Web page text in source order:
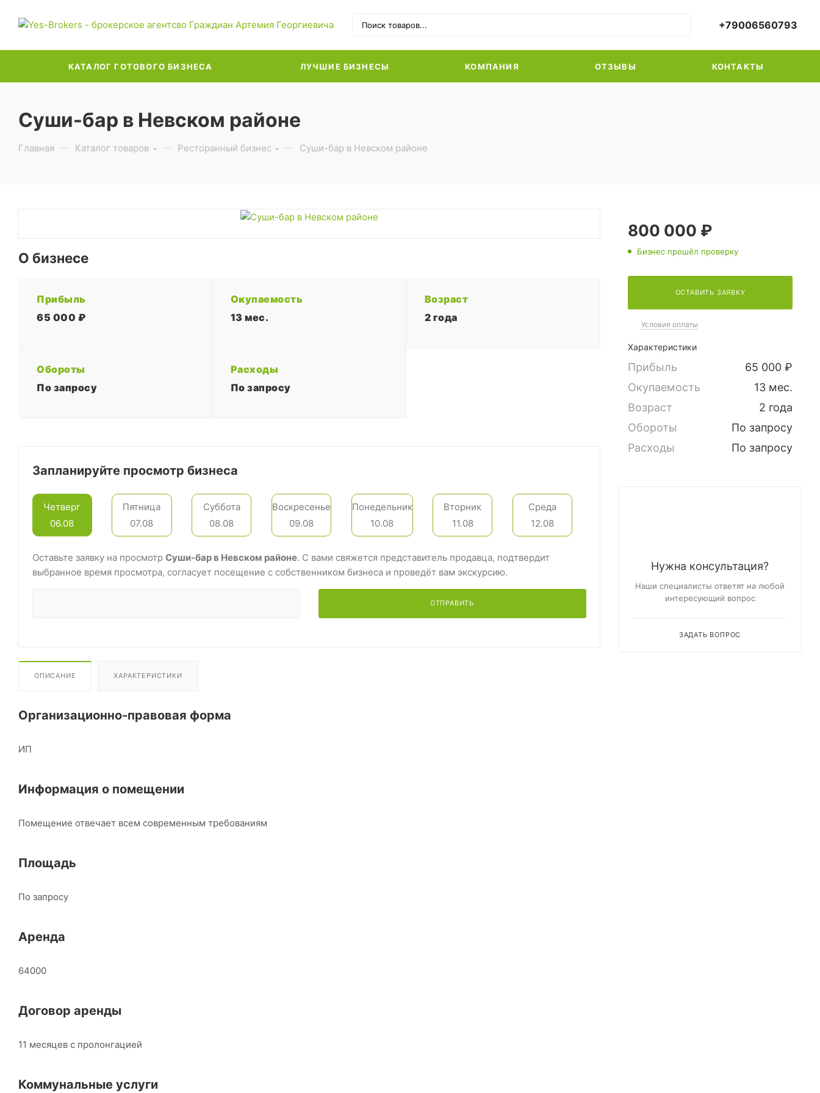
+79006560793
КАТАЛОГ ГОТОВОГО БИЗНЕСА ЛУЧШИЕ БИЗНЕСЫ КОМПАНИЯ ОТЗЫВЫ КОНТАКТЫ
Суши-бар в Невском районе
Главная Каталог товаров Ресторанный бизнес Суши-бар в Невском районе
О бизнесе
Прибыль
65 000 ₽
Окупаемость
13 мес.
Возраст
2 года
Обороты
По запросу
Расходы
По запросу
Запланируйте просмотр бизнеса
Четверг
06.08
Пятница
07.08
Суббота
08.08
Воскресенье
09.08
Понедельник
10.08
Вторник
11.08
Среда
12.08
Оставьте заявку на просмотр Суши-бар в Невском районе. С вами свяжется представитель продавца, подтвердит
выбранное время просмотра, согласует посещение с собственником бизнеса и проведёт вам экскурсию.
ОТПРАВИТЬ
ОПИСАНИЕ ХАРАКТЕРИСТИКИ
Организационно-правовая форма
ИП
Информация о помещении
Помещение отвечает всем современным требованиям
Площадь
По запросу
Аренда
64000
Договор аренды
11 месяцев с пролонгацией
Коммунальные услуги
800 000 ₽
Бизнес прошёл проверку
ОСТАВИТЬ ЗАЯВКУ
Условия оплаты
Характеристики
Прибыль
65 000 ₽
Окупаемость
13 мес.
Возраст
2 года
Обороты
По запросу
Расходы
По запросу
Нужна консультация?
Наши специалисты ответят на любой
интересующий вопрос
ЗАДАТЬ ВОПРОС